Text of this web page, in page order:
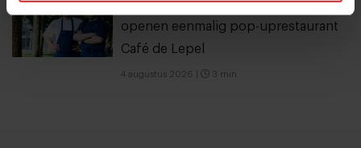
Joris Bijdendijk en Samuel Levie
openen eenmalig pop-uprestaurant
Café de Lepel
4 augustus 2026 3 min